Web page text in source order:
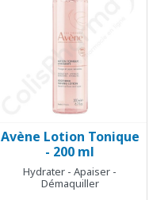
Aperçu rapide
Avène Lotion Tonique
- 200 ml
Hydrater - Apaiser -
Démaquiller